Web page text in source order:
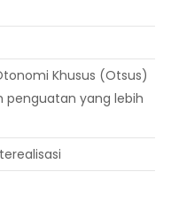
Khusus (Otsus)
penguatan yang lebih